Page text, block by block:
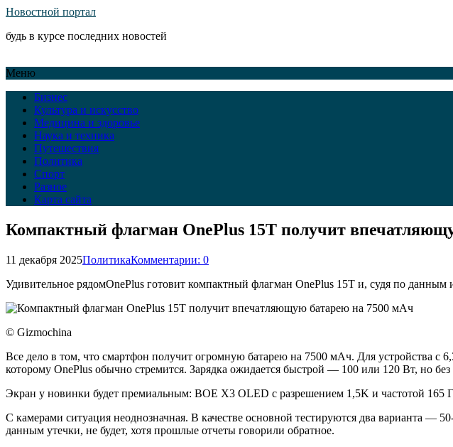
Новостной портал
будь в курсе последних новостей
Меню
Бизнес
Культура и искусство
Медицина и здоровье
Наука и техника
Путешествия
Политика
Спорт
Разное
Карта сайта
Компактный флагман OnePlus 15T получит
11 декабря 2025ПолитикаКомментарии: 0
Удивительное рядомOnePlus готовит компактный флагман OnePlus 15T и, судя по
© Gizmochina
Все дело в том, что смартфон получит огромную батарею на 7500 мАч. Для устройства с
которому OnePlus обычно стремится. Зарядка ожидается быстрой — 100 или 120 Вт, но
Экран у новинки будет премиальным: BOE X3 OLED с разрешением 1,5K и частотой 165
С камерами ситуация неоднозначная. В качестве основной тестируются два варианта
данным утечки, не будет, хотя прошлые отчеты говорили обратное.